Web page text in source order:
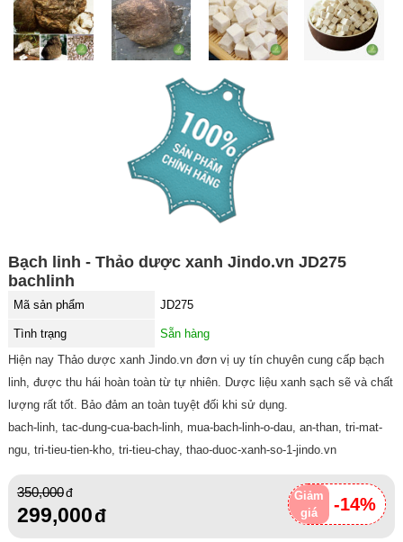
Bạch linh - Thảo dược xanh Jindo.vn JD275
bachlinh
Mã sản phẩm JD275
Tình trạng
Sẵn hàng
Hiện nay Thảo dược xanh Jindo.vn đơn vị uy tín chuyên cung cấp bạch
linh, được thu hái hoàn toàn từ tự nhiên. Dược liệu xanh sạch sẽ và chất
lượng rất tốt. Bảo đảm an toàn tuyệt đối khi sử dụng.
bach-linh, tac-dung-cua-bach-linh, mua-bach-linh-o-dau, an-than, tri-mat-
ngu, tri-tieu-tien-kho, tri-tieu-chay, thao-duoc-xanh-so-1-jindo.vn
Giảm
giá
-14%
350,000
299,000